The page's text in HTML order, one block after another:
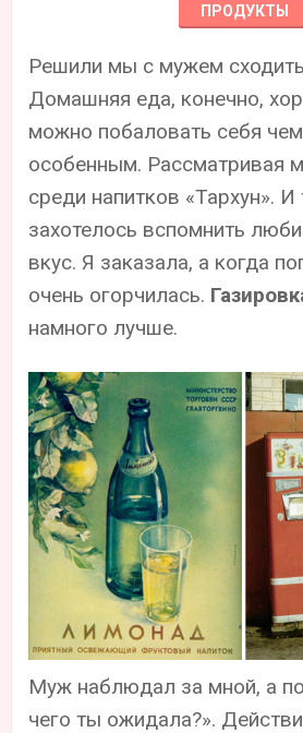
ПРОДУКТЫ
Решили мы с мужем
Домашняя еда, конечно,
можно побаловать себя
особенным. Рассматривая
среди напитков «Тархун». И
захотелось вспомнить
вкус. Я заказала, а когда
очень огорчилась.
намного лучше.
Муж наблюдал за мной, а
чего ты ожидала?».